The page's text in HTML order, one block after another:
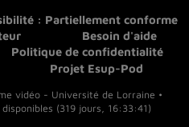
: Partiellement conforme
Besoin d'aide
Politique de confidentialité
Projet Esup-Pod
vidéo - Université de Lorraine •
disponibles (319 jours, 16:33:41)